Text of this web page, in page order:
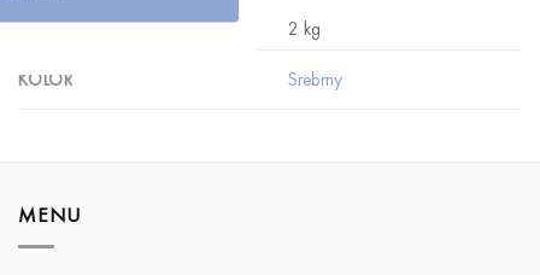
WAGA 2 kg
KOLOR Srebrny
MENU